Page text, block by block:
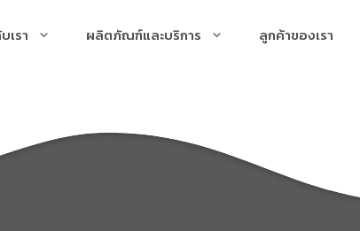
เรา ผลิตภัณฑ์และบริการ ลูกค้าของเรา